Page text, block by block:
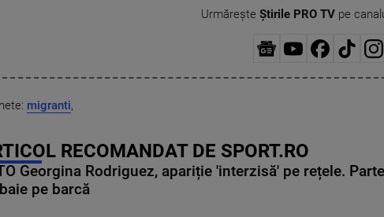
Urmărește Știrile PRO TVpe
migranti,
RECOMANDAT DE SPORT.RO
Georgina Rodriguez, apariție 'interzisă' pe rețele.
pe barcă